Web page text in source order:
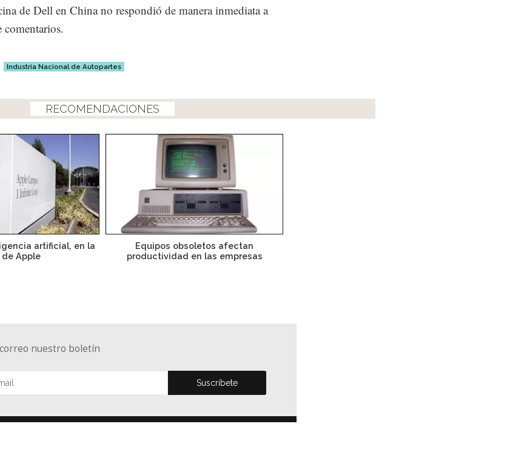
de Dell en China no respondió de manera inmediata a
comentarios.
Industria Nacional de Autopartes
RECOMENDACIONES
artificial, en la
de Apple
Equipos obsoletos afectan
productividad en las empresas
nuestro boletín